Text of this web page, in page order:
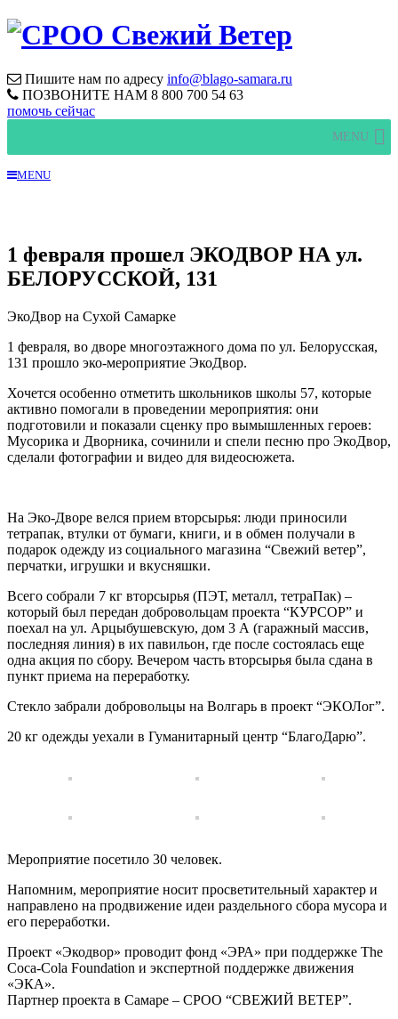
Пишите нам по адресу info@blago-samara.ru
ПОЗВОНИТЕ НАМ 8 800 700 54 63
помочь сейчас
MENU
MENU
1 февраля прошел ЭКОДВОР НА ул.
БЕЛОРУССКОЙ, 131
ЭкоДвор на Сухой Самарке
1 февраля, во дворе многоэтажного дома по ул. Белорусская,
131 прошло эко-мероприятие ЭкоДвор.
Хочется особенно отметить школьников школы 57, которые
активно помогали в проведении мероприятия: они
подготовили и показали сценку про вымышленных героев:
Мусорика и Дворника, сочинили и спели песню про ЭкоДвор,
сделали фотографии и видео для видеосюжета.
На Эко-Дворе велся прием вторсырья: люди приносили
тетрапак, втулки от бумаги, книги, и в обмен получали в
подарок одежду из социального магазина “Свежий ветер”,
перчатки, игрушки и вкусняшки.
Всего собрали 7 кг вторсырья (ПЭТ, металл, тетраПак) –
который был передан добровольцам проекта “КУРСОР” и
поехал на ул. Арцыбушевскую, дом 3 А (гаражный массив,
последняя линия) в их павильон, где после состоялась еще
одна акция по сбору. Вечером часть вторсырья была сдана в
пункт приема на переработку.
Стекло забрали добровольцы на Волгарь в проект “ЭКОЛог”.
20 кг одежды уехали в Гуманитарный центр “БлагоДарю”.
Мероприятие посетило 30 человек.
Напомним, мероприятие носит просветительный характер и
направлено на продвижение идеи раздельного сбора мусора и
его переработки.
Проект «Экодвор» проводит фонд «ЭРА» при поддержке The
Coca-Cola Foundation и экспертной поддержке движения
«ЭКА».
Партнер проекта в Самаре – СРОО “СВЕЖИЙ ВЕТЕР”.